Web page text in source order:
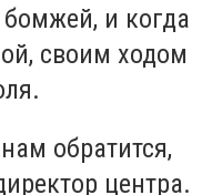
и когда
своим ходом
обратится,
центра.